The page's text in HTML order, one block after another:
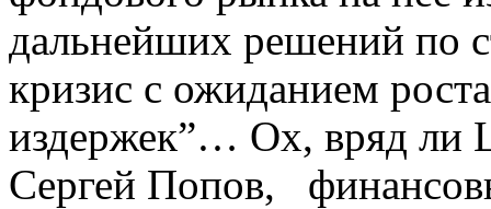
дальнейших решений по
кризис с ожиданием
издержек”… Ох, вряд ли
Сергей Попов,